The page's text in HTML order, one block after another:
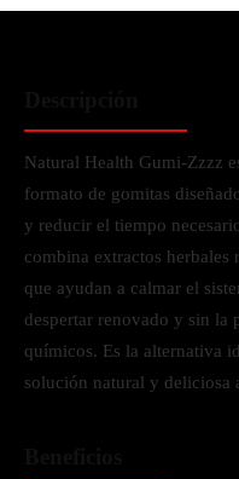
Natural Health Gumi-Zzzz
formato de gomitas
y reducir el tiempo
combina extractos herbales
que ayudan a calmar el
despertar renovado y sin la
químicos. Es la alternativa
solución natural y deliciosa